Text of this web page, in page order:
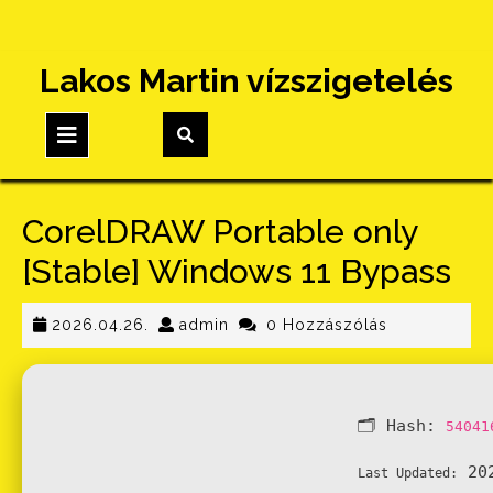
content
Lakos Martin vízszigetelés
Button
CorelDRAW Portable only
[Stable] Windows 11 Bypass
2026.04.26. 2026.04.26.
admin admin0 Hozzászólás
🗂 Hash:
Last Updated: